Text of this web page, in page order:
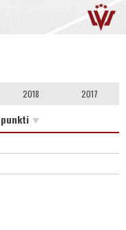
2018 2017